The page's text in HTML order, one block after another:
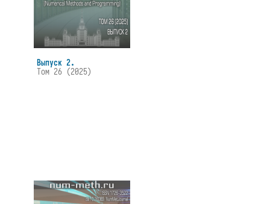
Выпуск 2.
Том 26 (2025)